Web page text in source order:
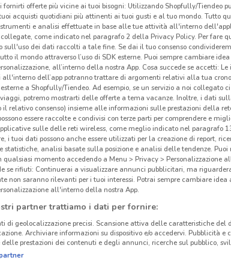
volantini nella tua zona. Riprova più tardi.
MISTERBIANCO
SAN GIOVANNI LA
PUNTA
fornirti offerte più vicine ai tuoi bisogni: Utilizzando Shopfully/Tiendeo
acquisti quotidiani più attinenti ai tuoi gusti e al tuo mondo. Tutto
e analisi effettuate in base alle tue attività all'interno
come indicato nel paragrafo 2 della Privacy Policy. Per fare
sull'uso dei dati raccolti a tale fine. Se dai il tuo consenso
il mondo attraverso l’uso di SDK esterne. Puoi sempre cambiare
all’interno della nostra App. Cosa succede se accetti:
all'interno dell’app potranno trattare di argomenti relativi alla tua
a Shopfully/Tiendeo. Ad esempio, se un servizio a noi collegato
potremo mostrarti delle offerte a tema vacanze. Inoltre, i dati
il relativo consenso) insieme alle informazioni sulle prestazioni della
essere raccolte e condivisi con terze parti per comprendere e
sulle delle reti wireless, come meglio indicato nel paragrafo
i tuoi dati possono anche essere utilizzati per la creazione di report,
statistiche, analisi basate sulla posizione e analisi delle tendenze.
qualsiasi momento accedendo a Menu > Privacy > Personalizzazione
se rifiuti: Continuerai a visualizzare annunci pubblicitari, ma
non saranno rilevanti per i tuoi interessi. Potrai sempre cambiare idea
all'interno della nostra App.
partner trattiamo i dati per fornire:
di geolocalizzazione precisi. Scansione attiva delle caratteristiche del
Archiviare informazioni su dispositivo e/o accedervi. Pubblicità e
prestazioni dei contenuti e degli annunci, ricerche sul pubblico,